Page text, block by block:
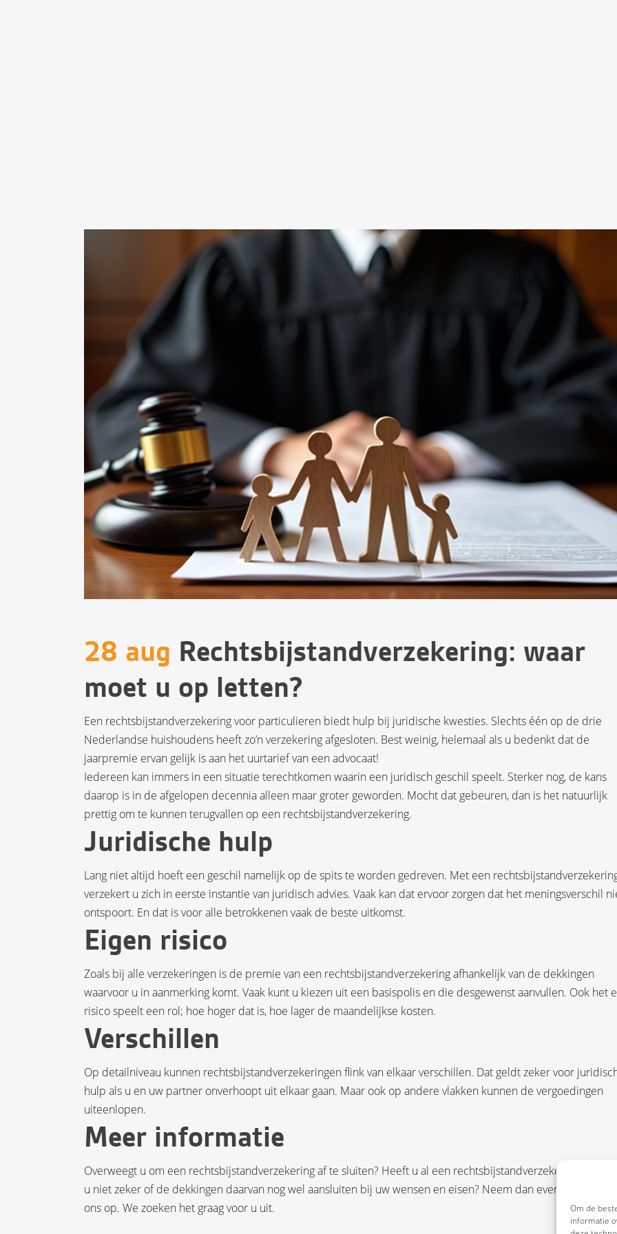
Om de
informatie
28 aug Rechtsbijstandverzekering: waar
moet u op letten?
Een rechtsbijstandverzekering voor particulieren biedt hulp bij juridische kwesties. Slechts één op de drie
Nederlandse huishoudens heeft zo’n verzekering afgesloten. Best weinig, helemaal als u bedenkt dat de
jaarpremie ervan gelijk is aan het uurtarief van een advocaat!
Iedereen kan immers in een situatie terechtkomen waarin een juridisch geschil speelt. Sterker nog, de kans
daarop is in de afgelopen decennia alleen maar groter geworden. Mocht dat gebeuren, dan is het natuurlijk
prettig om te kunnen terugvallen op een rechtsbijstandverzekering.
Juridische hulp
Lang niet altijd hoeft een geschil namelijk op de spits te worden gedreven. Met een
verzekert u zich in eerste instantie van juridisch advies. Vaak kan dat ervoor zorgen dat het meningsverschil
ontspoort. En dat is voor alle betrokkenen vaak de beste uitkomst.
Eigen risico
Zoals bij alle verzekeringen is de premie van een rechtsbijstandverzekering afhankelijk van de dekkingen
waarvoor u in aanmerking komt. Vaak kunt u kiezen uit een basispolis en die desgewenst aanvullen. Ook het
risico speelt een rol; hoe hoger dat is, hoe lager de maandelijkse kosten.
Verschillen
Op detailniveau kunnen rechtsbijstandverzekeringen flink van elkaar verschillen. Dat geldt zeker voor
hulp als u en uw partner onverhoopt uit elkaar gaan. Maar ook op andere vlakken kunnen de vergoedingen
uiteenlopen.
Meer informatie
Overweegt u om een rechtsbijstandverzekering af te sluiten? Heeft u al een rechtsbijstandverzekering, maar
u niet zeker of de dekkingen daarvan nog wel aansluiten bij uw wensen en eisen? Neem dan even contact
ons op. We zoeken het graag voor u uit.